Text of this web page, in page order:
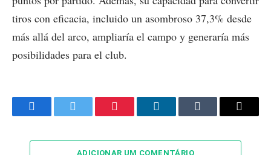
tiros con eficacia, incluido un asombroso 37,3% desde
más allá del arco, ampliaría el campo y generaría más
posibilidades para el club.
FacebookTwitter Pinterest LinkedInTumblr Email
ADICIONAR UM COMENTÁRIO